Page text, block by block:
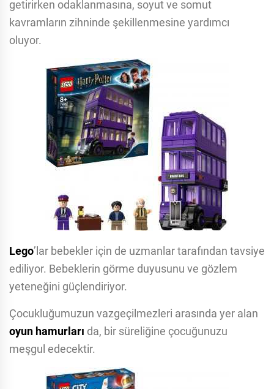
getirirken odaklanmasına, soyut ve somut
kavramların zihninde şekillenmesine yardımcı
oluyor.
Lego’lar bebekler için de uzmanlar tarafından tavsiye
ediliyor. Bebeklerin görme duyusunu ve gözlem
yeteneğini güçlendiriyor.
Çocukluğumuzun vazgeçilmezleri arasında yer alan
oyun hamurları da, bir süreliğine çocuğunuzu
meşgul edecektir.